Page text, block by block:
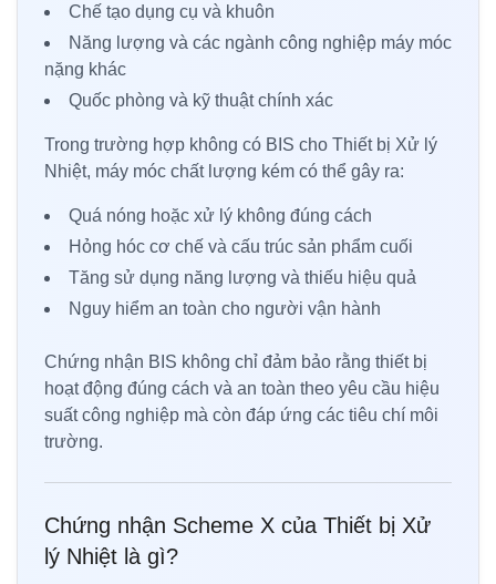
Chế tạo dụng cụ và khuôn
Năng lượng và các ngành công nghiệp máy móc
nặng khác
Quốc phòng và kỹ thuật chính xác
Trong trường hợp không có BIS cho Thiết bị Xử lý
Nhiệt, máy móc chất lượng kém có thể gây ra:
Quá nóng hoặc xử lý không đúng cách
Hỏng hóc cơ chế và cấu trúc sản phẩm cuối
Tăng sử dụng năng lượng và thiếu hiệu quả
Nguy hiểm an toàn cho người vận hành
Chứng nhận BIS không chỉ đảm bảo rằng thiết bị
hoạt động đúng cách và an toàn theo yêu cầu hiệu
suất công nghiệp mà còn đáp ứng các tiêu chí môi
trường.
Chứng nhận Scheme X của Thiết bị Xử
lý Nhiệt là gì?